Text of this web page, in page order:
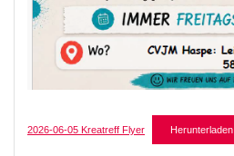
2026-06-05 Kreatreff Flyer Herunterladen